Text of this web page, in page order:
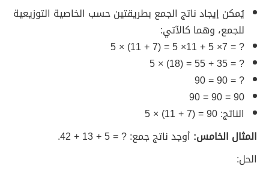
يُمكن إيجاد ناتج الجمع بطريقتين حسب الخاصية التوزيعية
للجمع، وهما كالآتي:
? = 7× 5 + 11× 5 = (7 + 11) × 5
? = 35 + 55 = (18) × 5
? = 90 = 90
90 = 90 = 90
الناتج: 90 = (7 + 11) × 5
المثال الخامس: أوجد ناتج جمع: ? = 5 + 13 + 42.
الحل: